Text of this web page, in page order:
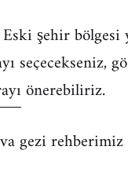
Eski şehir bölgesi
seçecekseniz,
önerebiliriz.
gezi rehberimiz